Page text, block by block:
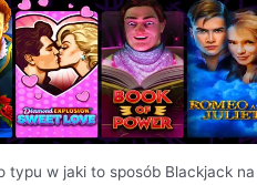
typu w jaki to sposób Blackjack na